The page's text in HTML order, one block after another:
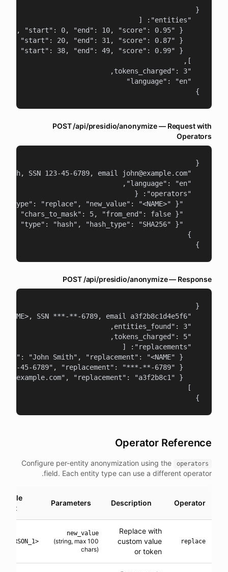
}
POST /api/presidio/anonymize — Request with
Operators
}
POST /api/presidio/anonymize — Response
}
Operator Reference
Configure per-entity anonymization using the operators
field. Each entity type can use a different operator.
Operator
Description
Parameters
replace
Replace with
custom value
or token
new_value
(string, max 100
chars)
<PERSON_1>